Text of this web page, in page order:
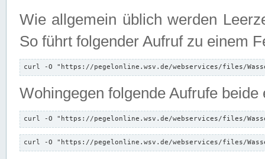
Wie allgemein üblich werden
So führt folgender Aufruf zu einem
curl -O "https://pegelonline.wsv.de/webservices/files/
Wohingegen folgende Aufrufe beide
curl -O "https://pegelonline.wsv.de/webservices/files/
curl -O "https://pegelonline.wsv.de/webservices/files/